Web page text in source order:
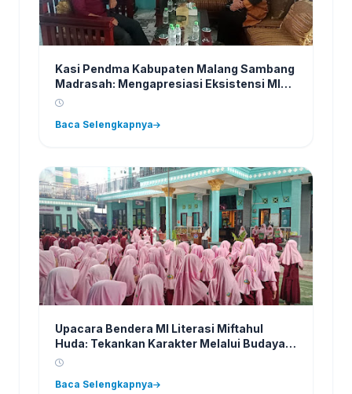
Kasi Pendma Kabupaten Malang Sambang
Madrasah: Mengapresiasi Eksistensi MI
Literasi Miftahul Huda
Baca Selengkapnya
Upacara Bendera MI Literasi Miftahul
Huda: Tekankan Karakter Melalui Budaya
5S dan Kebersihan
Baca Selengkapnya